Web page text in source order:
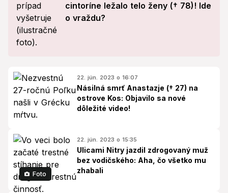
cintoríne ležalo telo ženy († 78)! Ide
o vraždu?
22. jún. 2023 o 16:07
Násilná smrť Anastazje († 27) na
ostrove Kos: Objavilo sa nové
dôležité video!
Foto
22. jún. 2023 o 15:35
Ulicami Nitry jazdil zdrogovaný muž
bez vodičského: Aha, čo všetko mu
zhabali